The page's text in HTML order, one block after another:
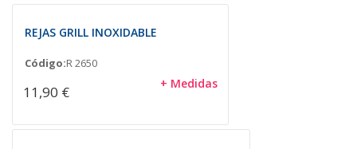
REJAS GRILL INOXIDABLE
Código:R 2650
11,90 € + Medidas